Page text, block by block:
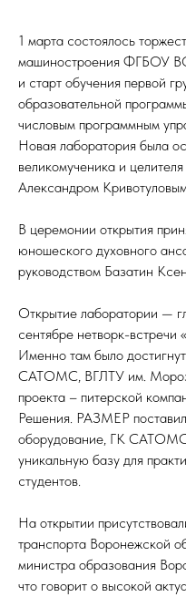
1 марта состоялось
машиностроения ФГБОУ
и старт обучения первой
образовательной
числовым программным
Новая лаборатория была
великомученика и
Александром
В церемонии открытия
юношеского духовного
руководством Базатин
Открытие лаборатории —
сентябре нетворк-
Именно там было
САТОМС, ВГЛТУ им.
проекта – питерской
Решения. РАЗМЕР
оборудование, ГК САТОМС
уникальную базу для
студентов.
На открытии
транспорта Воронежской
министра образования
что говорит о высокой